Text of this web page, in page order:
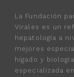
La Fundación
Virales es un
hepatología a
mejores
hígado y
especializada